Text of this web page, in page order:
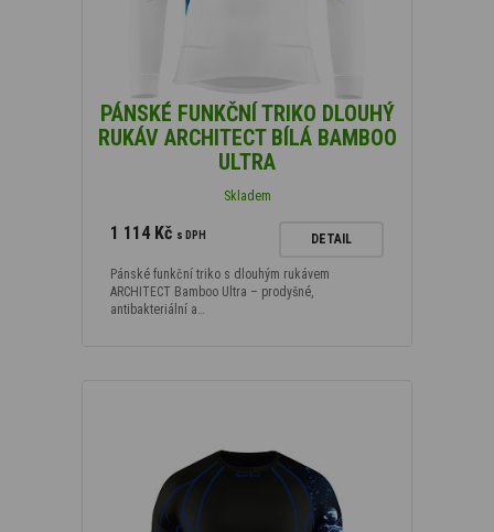
PÁNSKÉ FUNKČNÍ TRIKO DLOUHÝ
RUKÁV ARCHITECT BÍLÁ BAMBOO
ULTRA
Skladem
1 114 Kč s DPH DETAIL
Pánské funkční triko s dlouhým rukávem
ARCHITECT Bamboo Ultra – prodyšné,
antibakteriální a…